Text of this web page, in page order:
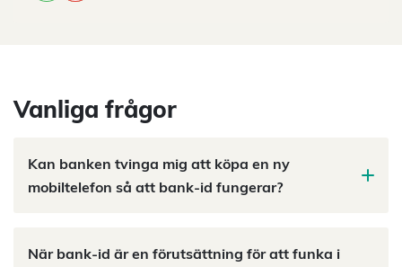
Vanliga frågor
Kan banken tvinga mig att köpa en ny
mobiltelefon så att bank-id fungerar?
När bank-id är en förutsättning för att funka i